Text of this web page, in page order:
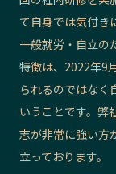
て自身では気付き
一般就労・自立の
特徴は、2022年9
られるのではなく
いうことです。弊
志が非常に強い方
立っております。